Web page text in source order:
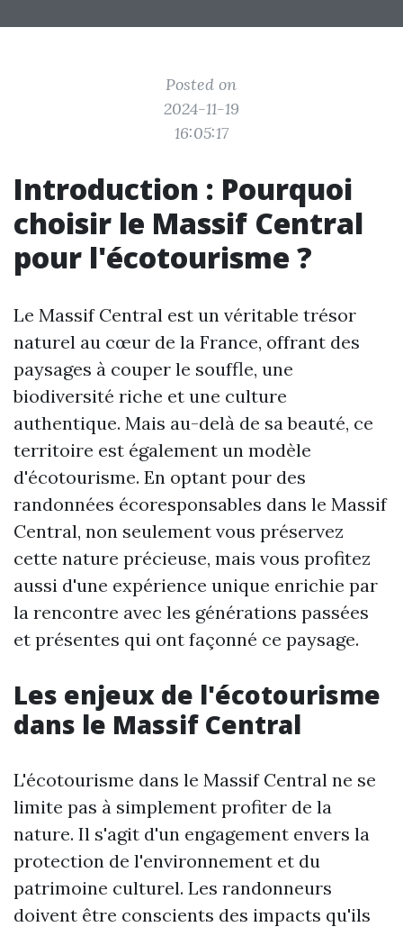
Posted on
2024-11-19
16:05:17
Introduction : Pourquoi
choisir le Massif Central
pour l'écotourisme ?
Le Massif Central est un véritable trésor
naturel au cœur de la France, offrant des
paysages à couper le souffle, une
biodiversité riche et une culture
authentique. Mais au-delà de sa beauté, ce
territoire est également un modèle
d'écotourisme. En optant pour des
randonnées écoresponsables dans le Massif
Central, non seulement vous préservez
cette nature précieuse, mais vous profitez
aussi d'une expérience unique enrichie par
la rencontre avec les générations passées
et présentes qui ont façonné ce paysage.
Les enjeux de l'écotourisme
dans le Massif Central
L'écotourisme dans le Massif Central ne se
limite pas à simplement profiter de la
nature. Il s'agit d'un engagement envers la
protection de l'environnement et du
patrimoine culturel. Les randonneurs
doivent être conscients des impacts qu'ils